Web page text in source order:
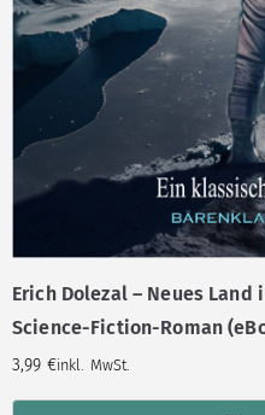
Erich Dolezal – Neues
Science-Fiction-Roman
3,99 €inkl. MwSt.